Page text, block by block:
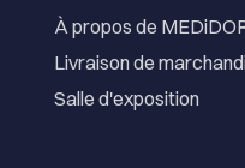
À propos de
Livraison de
Salle d'exposition